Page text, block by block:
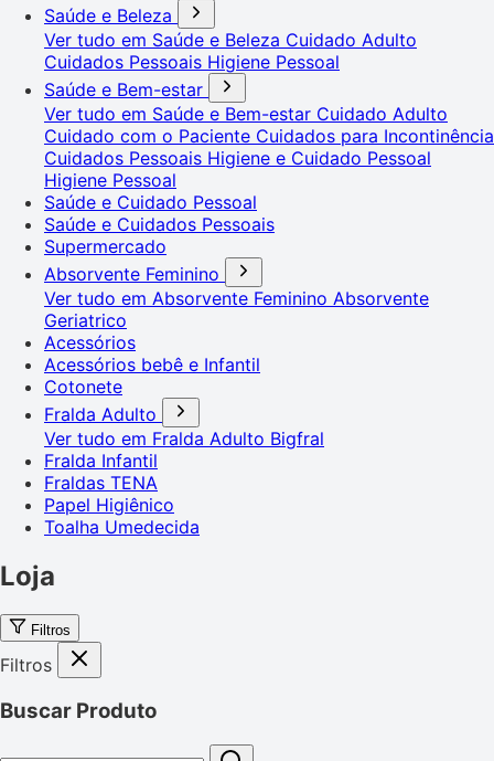
Saúde e Beleza
Ver tudo em Saúde e Beleza Cuidado Adulto
Cuidados Pessoais Higiene Pessoal
Saúde e Bem-estar
Ver tudo em Saúde e Bem-estar Cuidado Adulto
Cuidado com o Paciente Cuidados para Incontinência
Cuidados Pessoais Higiene e Cuidado Pessoal
Higiene Pessoal
Saúde e Cuidado Pessoal
Saúde e Cuidados Pessoais
Supermercado
Absorvente Feminino
Ver tudo em Absorvente Feminino Absorvente
Geriatrico
Acessórios
Acessórios bebê e Infantil
Cotonete
Fralda Adulto
Ver tudo em Fralda Adulto Bigfral
Fralda Infantil
Fraldas TENA
Papel Higiênico
Toalha Umedecida
Loja
Filtros
Filtros
Buscar Produto